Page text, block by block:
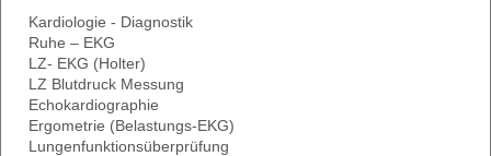
Kardiologie - Diagnostik
Ruhe – EKG
LZ- EKG (Holter)
LZ Blutdruck Messung
Echokardiographie
Ergometrie (Belastungs-EKG)
Lungenfunktionsüberprüfung